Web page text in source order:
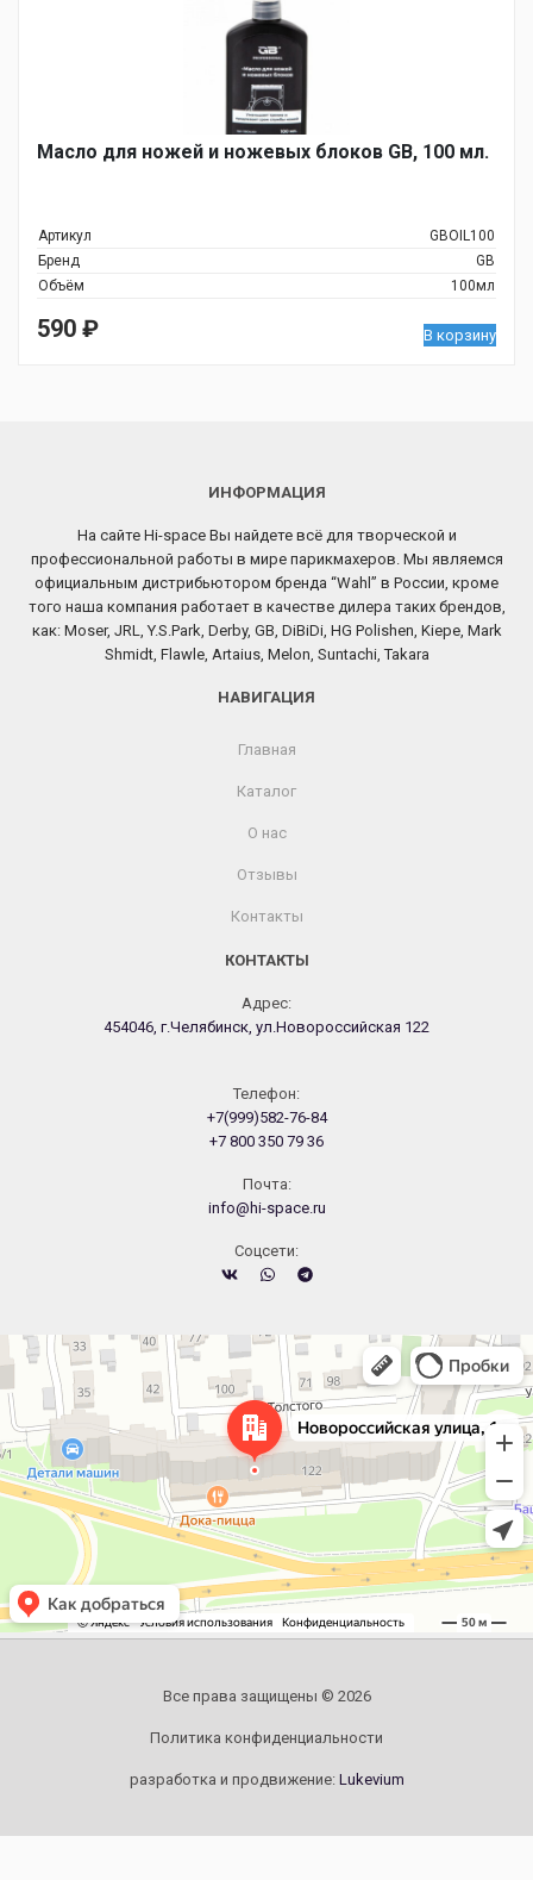
Масло для ножей и ножевых блоков GB, 100 мл.
Артикул
GBOIL100
Бренд
GB
Объём
100мл
590 ₽ В корзину
ИНФОРМАЦИЯ
На сайте Hi-space Вы найдете всё для творческой и
профессиональной работы в мире парикмахеров. Мы являемся
официальным дистрибьютором бренда “Wahl” в России, кроме
того наша компания работает в качестве дилера таких брендов,
как: Moser, JRL, Y.S.Park, Derby, GB, DiBiDi, HG Polishen, Kiepe, Mark
Shmidt, Flawle, Artaius, Melon, Suntachi, Takara
НАВИГАЦИЯ
Главная
Каталог
О нас
Отзывы
Контакты
КОНТАКТЫ
Адрес:
454046, г.Челябинск, ул.Новороссийская 122
Телефон:
+7(999)582-76-84
+7 800 350 79 36
Почта:
info@hi-space.ru
Cоцсети:
Челябинск
Новороссийская улица, 122 — Яндекс.Карты
Все права защищены © 2026
Политика конфиденциальности
разработка и продвижение: Lukevium